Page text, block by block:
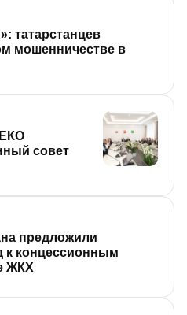
татарстанцев
мошенничестве в
совет
предложили
к концессионным
ЖКХ